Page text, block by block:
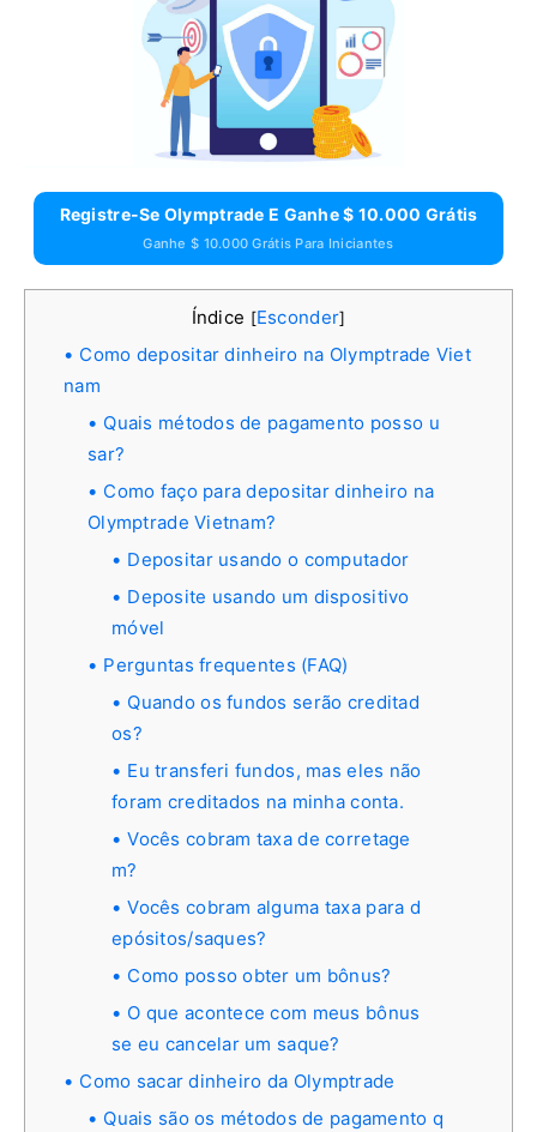
Registre-Se Olymptrade E Ganhe $ 10.000 Grátis
Ganhe $ 10.000 Grátis Para Iniciantes
Índice [Esconder]
Como depositar dinheiro na Olymptrade Viet
nam
Quais métodos de pagamento posso u
sar?
Como faço para depositar dinheiro na
Olymptrade Vietnam?
Depositar usando o computador
Deposite usando um dispositivo
móvel
Perguntas frequentes (FAQ)
Quando os fundos serão creditad
os?
Eu transferi fundos, mas eles não
foram creditados na minha conta.
Vocês cobram taxa de corretage
m?
Vocês cobram alguma taxa para d
epósitos/saques?
Como posso obter um bônus?
O que acontece com meus bônus
se eu cancelar um saque?
Como sacar dinheiro da Olymptrade
Quais são os métodos de pagamento q